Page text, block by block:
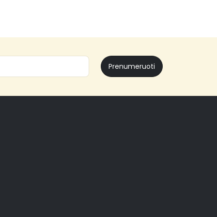
Prenumeruoti